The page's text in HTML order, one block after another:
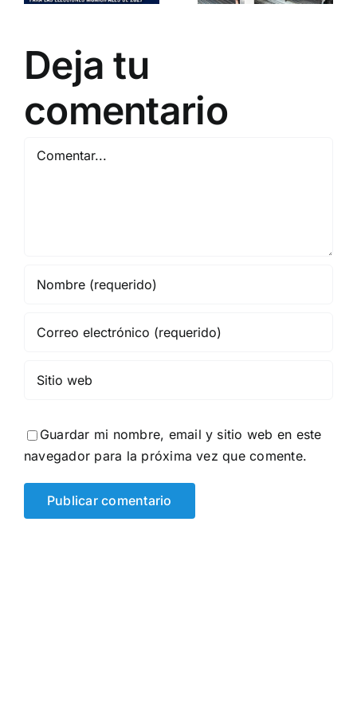
DN ESTUVO PRESENTE
Deja tu
comentario
Guardar mi nombre, email y sitio web en este
navegador para la próxima vez que comente.